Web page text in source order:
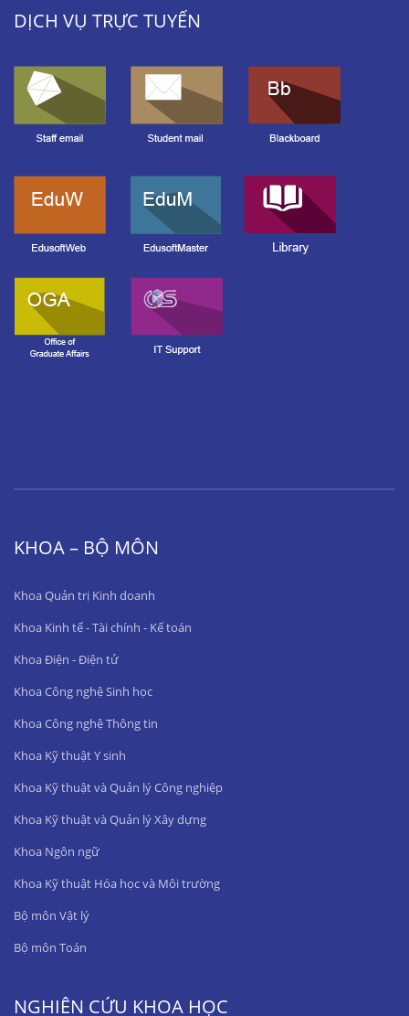
DỊCH VỤ TRỰC TUYẾN
KHOA – BỘ MÔN
Khoa Quản trị Kinh doanh
Khoa Kinh tế - Tài chính - Kế toán
Khoa Điện - Điện tử
Khoa Công nghệ Sinh học
Khoa Công nghệ Thông tin
Khoa Kỹ thuật Y sinh
Khoa Kỹ thuật và Quản lý Công nghiệp
Khoa Kỹ thuật và Quản lý Xây dựng
Khoa Ngôn ngữ
Khoa Kỹ thuật Hóa học và Môi trường
Bộ môn Vật lý
Bộ môn Toán
NGHIÊN CỨU KHOA HỌC